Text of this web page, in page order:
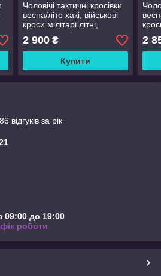
Чоловічі тактичні кросівки
весна/літо хакі, військові
кроси мілітарі літні,
армійське взуття, розмір
40 41 42 43 44 45
2 900₴
Купити
40
2
відгуків за рік
09:00 до 19:00
роботи